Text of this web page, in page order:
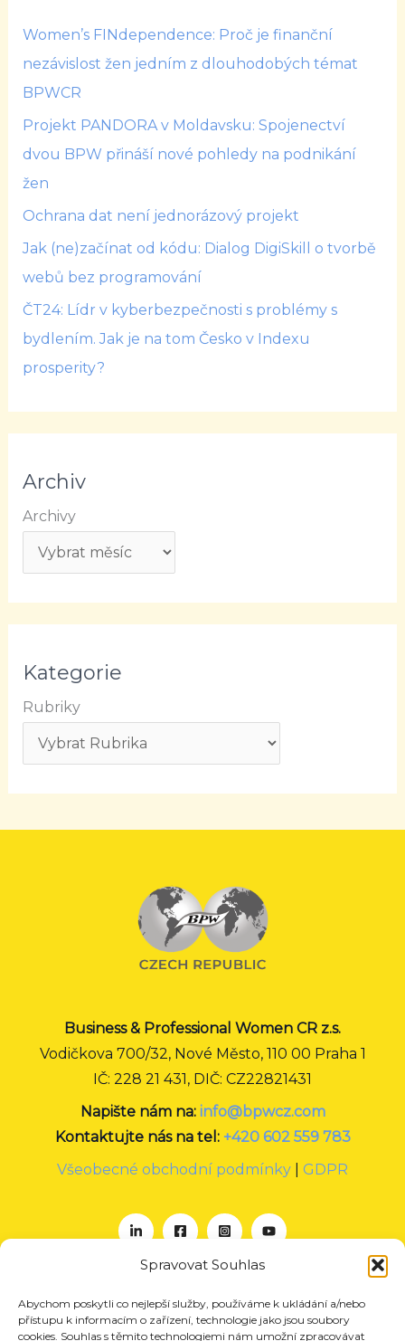
Spravovat Souhlas
Abychom poskytli co nejlepší služby, používáme k ukládání a/nebo
přístupu k informacím o zařízení, technologie jako jsou soubory
cookies. Souhlas s těmito technologiemi nám umožní zpracovávat
Women’s FINdependence: Proč je finanční
nezávislost žen jedním z dlouhodobých témat
BPWCR
Projekt PANDORA v Moldavsku: Spojenectví
dvou BPW přináší nové pohledy na podnikání
žen
Ochrana dat není jednorázový projekt
Jak (ne)začínat od kódu: Dialog DigiSkill o tvorbě
webů bez programování
ČT24: Lídr v kyberbezpečnosti s problémy s
bydlením. Jak je na tom Česko v Indexu
prosperity?
Archiv
Archivy
Kategorie
Rubriky
Business & Professional Women CR z.s.
Vodičkova 700/32, Nové Město, 110 00 Praha 1
IČ: 228 21 431, DIČ: CZ22821431
Napište nám na: info@bpwcz.com
Kontaktujte nás na tel: +420 602 559 783
Všeobecné obchodní podmínky
GDPR
O nás
Projekty